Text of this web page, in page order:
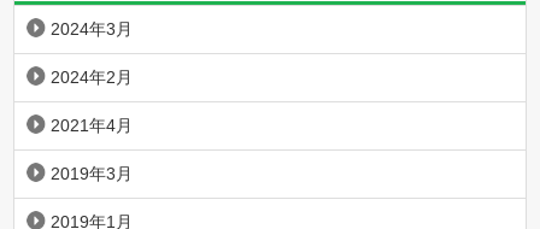
2024年3月
2024年2月
2021年4月
2019年3月
2019年1月